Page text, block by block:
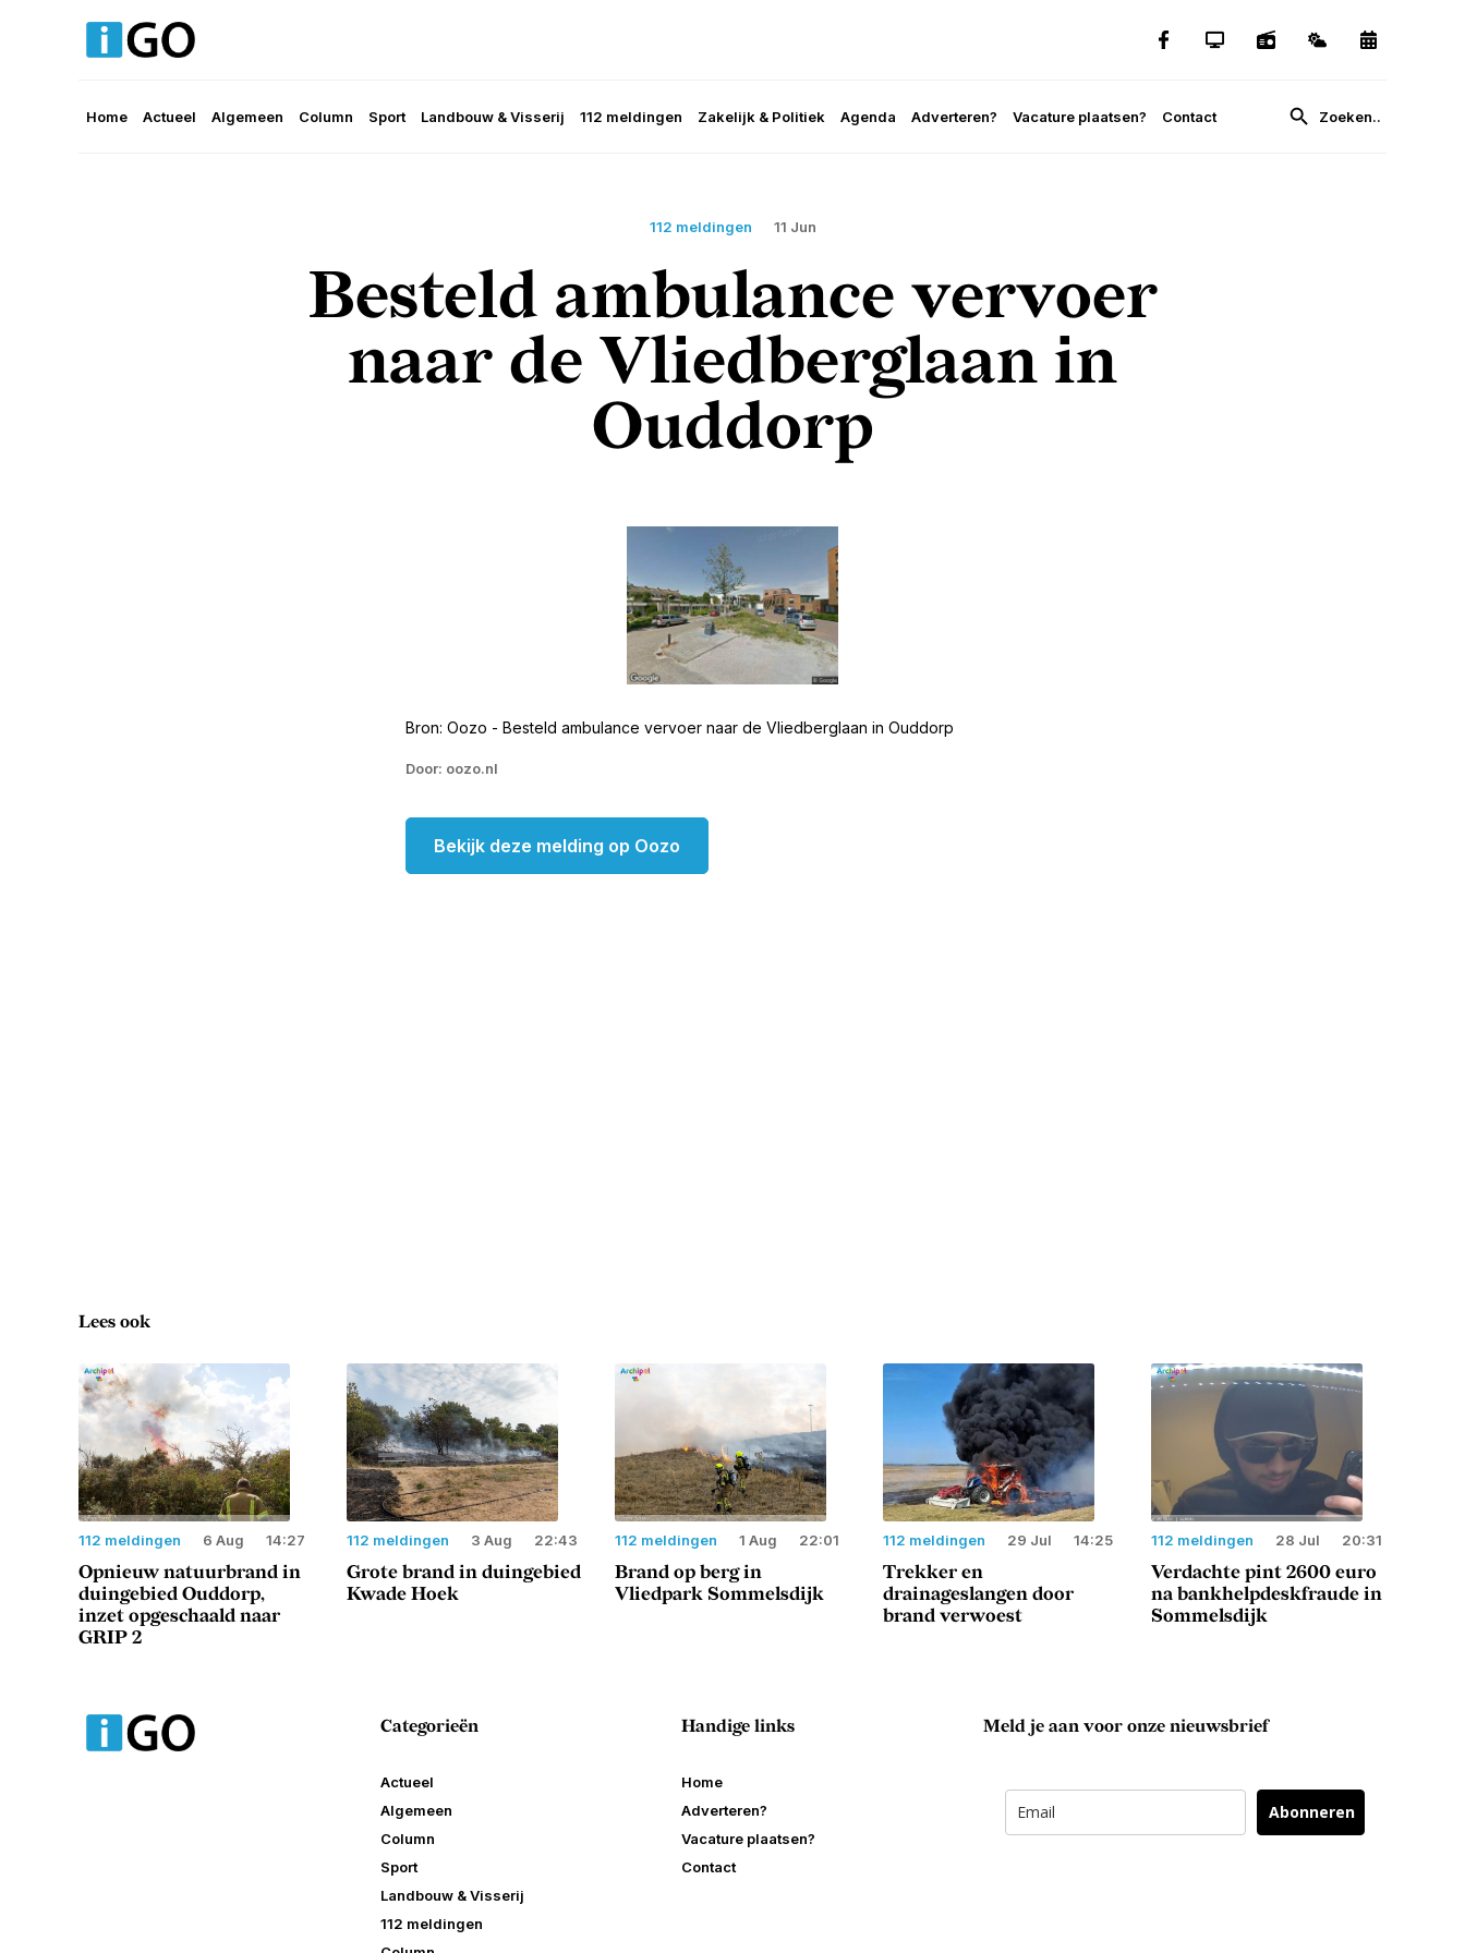
Home Actueel Algemeen Column Sport Landbouw & Visserij 112 meldingen Zakelijk & Politiek Agenda Adverteren? Vacature plaatsen? Contact
112 meldingen 11 Jun
Besteld ambulance vervoer
naar de Vliedberglaan in
Ouddorp
Bron: Oozo - Besteld ambulance vervoer naar de Vliedberglaan in Ouddorp
Door: oozo.nl
Bekijk deze melding op Oozo
Lees ook
112 meldingen 6 Aug 14:27
Opnieuw natuurbrand in
duingebied Ouddorp,
inzet opgeschaald naar
GRIP 2
112 meldingen 3 Aug 22:43
Grote brand in duingebied
Kwade Hoek
112 meldingen 1 Aug 22:01
Brand op berg in
Vliedpark Sommelsdijk
112 meldingen 29 Jul 14:25
Trekker en
drainageslangen door
brand verwoest
112 meldingen 28 Jul 20:31
Verdachte pint 2600 euro
na bankhelpdeskfraude in
Sommelsdijk
Categorieën
Actueel
Algemeen
Column
Sport
Landbouw & Visserij
112 meldingen
Handige links
Home
Adverteren?
Vacature plaatsen?
Contact
Meld je aan voor onze nieuwsbrief
Abonneren